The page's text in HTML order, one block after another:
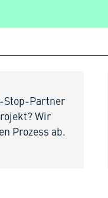
Stop-Partner
Wir
Prozess ab.